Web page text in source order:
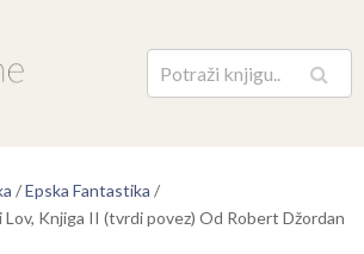
Pretraga
/Epska Fantastika /
Lov, Knjiga II (tvrdi povez) Od Robert Džordan